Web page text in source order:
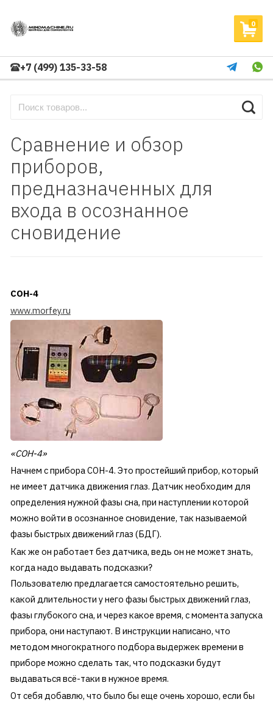
0
+7 (499) 135-33-58
Сравнение и обзор
приборов,
предназначенных для
входа в осознанное
сновидение
СОН-4
www.morfey.ru
«СОН-4»
Начнем с прибора СОН-4. Это простейший прибор, который
не имеет датчика движения глаз. Датчик необходим для
определения нужной фазы сна, при наступлении которой
можно войти в осознанное сновидение, так называемой
фазы быстрых движений глаз (БДГ).
Как же он работает без датчика, ведь он не может знать,
когда надо выдавать подсказки?
Пользователю предлагается самостоятельно решить,
какой длительности у него фазы быстрых движений глаз,
фазы глубокого сна, и через какое время, с момента запуска
прибора, они наступают. В инструкции написано, что
методом многократного подбора выдержек времени в
приборе можно сделать так, что подсказки будут
выдаваться всё-таки в нужное время.
От себя добавлю, что было бы еще очень хорошо, если бы